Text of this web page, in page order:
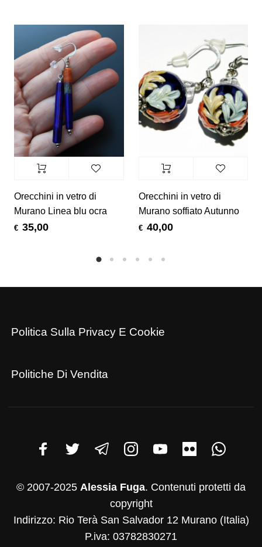
Orecchini in vetro di
Murano Linea blu ocra
€ 35,00
Orecchini in vetro di
Murano soffiato Autunno
€ 40,00
Politica Sulla Privacy E Cookie
Politiche Di Vendita
© 2007-2025 Alessia Fuga. Contenuti protetti da
copyright
Indirizzo: Rio Terà San Salvador 12 Murano (Italia)
P.iva: 03782830271